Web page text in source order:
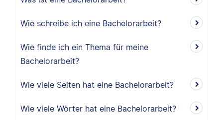
Wie schreibe ich eine Bachelorarbeit?
Wie finde ich ein Thema für meine
Bachelorarbeit?
Wie viele Seiten hat eine Bachelorarbeit?
Wie viele Wörter hat eine Bachelorarbeit?